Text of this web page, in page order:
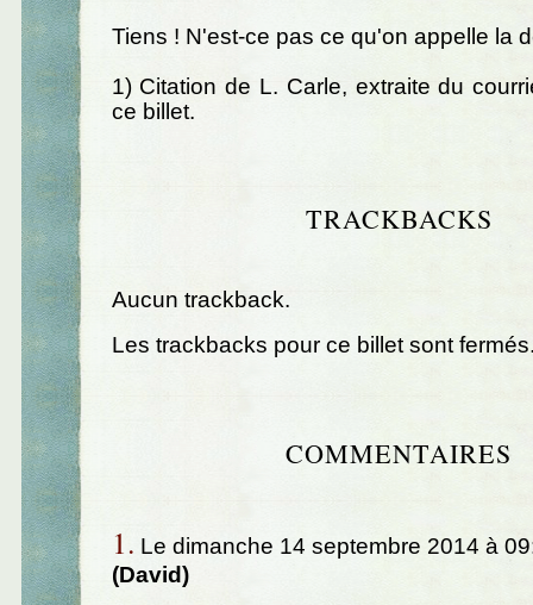
Tiens ! N'est-ce pas ce qu'on appelle la
1) Citation de L. Carle, extraite du
ce billet.
TRACKBACKS
Aucun trackback.
Les trackbacks pour ce billet sont
COMMENTAIRES
1. Le dimanche 14 septembre 2014 à
(David)